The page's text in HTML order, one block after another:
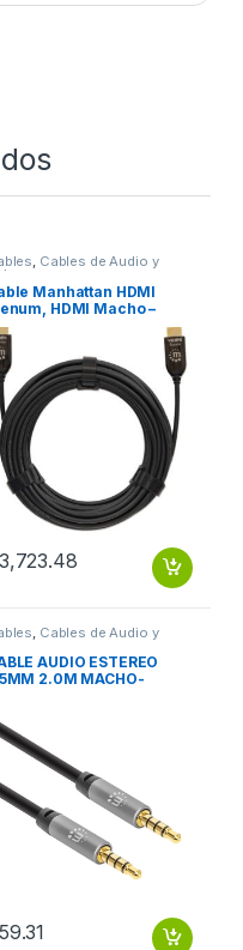
, Cables de Audio y
Manhattan HDMI
HDMI Macho –
Macho, 30 Metros,
30.0M
3,723.48
, Cables de Audio y
AUDIO ESTEREO
2.0M MACHO-
59.31